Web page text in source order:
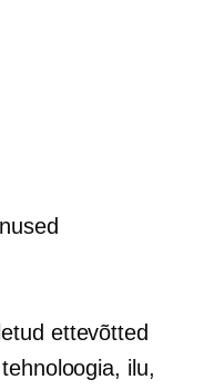
ettevõtted
ilu,